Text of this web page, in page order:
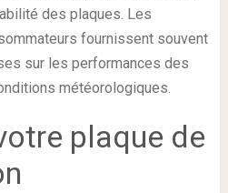
des plaques. Les
fournissent souvent
sur les performances des
météorologiques.
plaque de